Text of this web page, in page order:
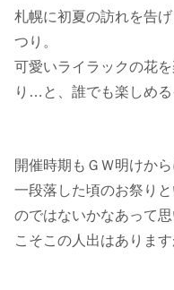
札幌に初夏の訪れを告
つり。
可愛いライラックの花
り…と、誰でも楽しめる
開催時期もＧＷ明けか
一段落した頃のお祭り
のではないかなあって
こそこの人出はあります